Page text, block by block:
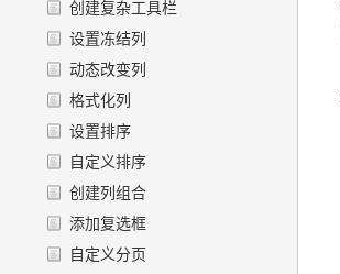
创建复杂工具栏
设置冻结列
动态改变列
格式化列
设置排序
自定义排序
创建列组合
添加复选框
自定义分页